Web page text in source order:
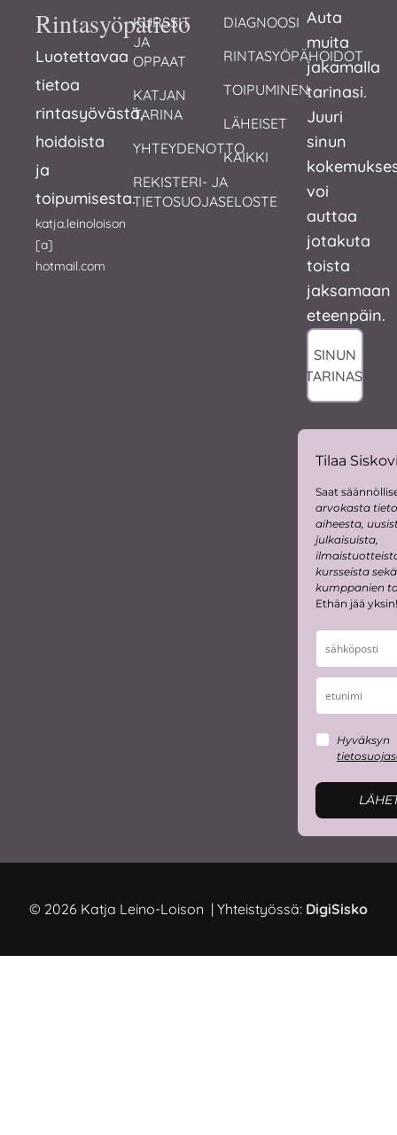
Rintasyöpätieto
Luotettavaa
tietoa
rintasyövästä,
hoidoista
ja
toipumisesta.
katja.leinoloison
[a]
hotmail.com
KURSSIT
JA
OPPAAT
KATJAN
TARINA
YHTEYDENOTTO
REKISTERI- JA
TIETOSUOJASELOSTE
DIAGNOOSI
RINTASYÖPÄHOIDOT
TOIPUMINEN
LÄHEISET
KAIKKI
Auta
muita
jakamalla
tarinasi.
Juuri
sinun
voi
auttaa
jotakuta
toista
jaksamaan
eteenpäin.
SINUN
TARINASI
Tilaa
Saat
arvokasta
aiheesta,
julkaisuista,
kursseista sekä
kumppanien
Ethän jää yksin!
Hyväksyn
© 2026 Katja Leino-Loison | Yhteistyössä: DigiSisko